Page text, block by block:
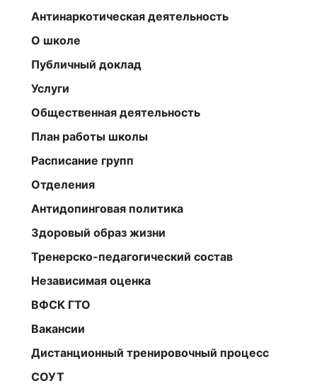
Антинаркотическая деятельность
О школе
Публичный доклад
Услуги
Общественная деятельность
План работы школы
Расписание групп
Отделения
Антидопинговая политика
Здоровый образ жизни
Тренерско-педагогический состав
Независимая оценка
ВФСК ГТО
Вакансии
Дистанционный тренировочный процесс
СОУТ